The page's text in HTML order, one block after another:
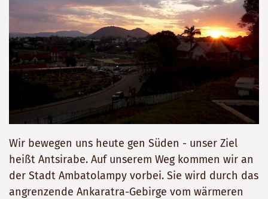
Wir bewegen uns heute gen Süden - unser Ziel
heißt Antsirabe. Auf unserem Weg kommen wir an
der Stadt Ambatolampy vorbei. Sie wird durch das
angrenzende Ankaratra-Gebirge vom wärmeren